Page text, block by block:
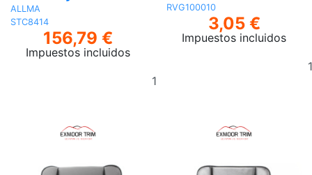
ALLMA
STC8414
156,79 €
Impuestos incluidos
RVG100010
3,05 €
Impuestos incluidos